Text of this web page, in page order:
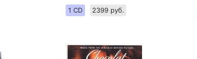
1 CD 2399 руб.